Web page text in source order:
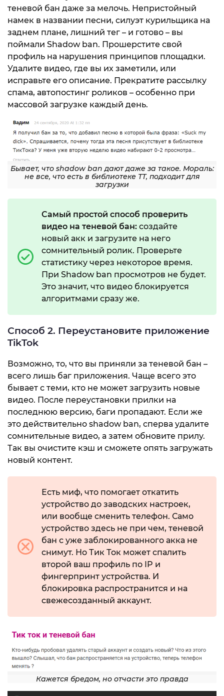
теневой бан даже за мелочь. Непристойный
намек в названии песни, силуэт курильщика на
заднем плане, лишний тег – и готово – вы
поймали Shadow ban. Прошерстите свой
профиль на нарушения принципов площадки.
Удалите видео, где вы их заметили, или
исправьте его описание. Прекратите рассылку
спама, автопостинг роликов – особенно при
массовой загрузке каждый день.
Бывает, что shadow ban дают даже за такое. Мораль:
не все, что есть в библиотеке ТТ, подходит для
загрузки
Самый простой способ проверить
видео на теневой бан: создайте
новый акк и загрузите на него
сомнительный ролик. Проверьте
статистику через некоторое время.
При Shadow ban просмотров не будет.
Это значит, что видео блокируется
алгоритмами сразу же.
Способ 2. Переустановите приложение
TikTok
Возможно, то, что вы приняли за теневой бан –
всего лишь баг приложения. Чаще всего это
бывает с теми, кто не может загрузить новые
видео. После переустановки прилки на
последнюю версию, баги пропадают. Если же
это действительно shadow ban, сперва удалите
сомнительные видео, а затем обновите прилу.
Так вы очистите кэш и сможете опять загружать
новый контент.
Есть миф, что помогает откатить
устройство до заводских настроек,
или вообще сменить телефон. Само
устройство здесь не при чем, теневой
бан с уже заблокированного акка не
снимут. Но Тик Ток может спалить
второй ваш профиль по IP и
фингерпринт устройства. И
блокировка распространится и на
свежесозданный аккаунт.
Кажется бредом, но отчасти это правда